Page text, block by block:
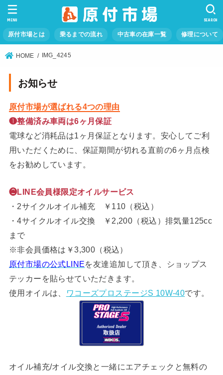
原付市場とは 乗るまでの流れ 中古車の在庫一覧 修理について
SEARCH
MENU
HOME IMG_4245
お知らせ
原付市場が選ばれる4つの理由
❶整備済み車両は6ヶ月保証
電球など消耗品は1ヶ月保証となります。安心してご利
用いただくために、保証期間が切れる直前の6ヶ月点検
をお勧めしています。
❷LINE会員様限定オイルサービス
・2サイクルオイル補充 ￥110（税込）
・4サイクルオイル交換 ￥2,200（税込）排気量125cc
まで
※非会員価格は￥3,300（税込）
原付市場の公式LINEを友達追加して頂き、ショップス
テッカーを貼らせていただきます。
使用オイルは、
ワコーズプロステージS 10W-40です。
オイル補充/オイル交換と一緒にエアチェックと無料の